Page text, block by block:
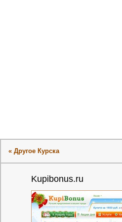
« Другое Курска
Kupibonus.ru